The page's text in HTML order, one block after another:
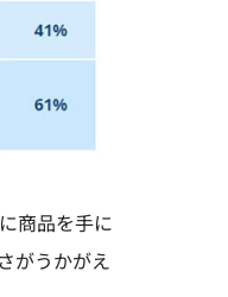
商品を手に
がうかがえ